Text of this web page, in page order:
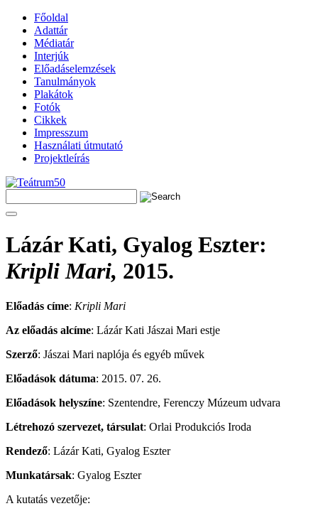
Főoldal
Adattár
Médiatár
Interjúk
Előadáselemzések
Tanulmányok
Plakátok
Fotók
Cikkek
Impresszum
Használati útmutató
Projektleírás
Lázár Kati, Gyalog Eszter:
Kripli Mari, 2015.
Előadás címe: Kripli Mari
Az előadás alcíme: Lázár Kati Jászai Mari estje
Szerző: Jászai Mari naplója és egyéb művek
Előadások dátuma: 2015. 07. 26.
Előadások helyszíne: Szentendre, Ferenczy Múzeum udvara
Létrehozó szervezet, társulat: Orlai Produkciós Iroda
Rendező: Lázár Kati, Gyalog Eszter
Munkatársak: Gyalog Eszter
A kutatás vezetője: